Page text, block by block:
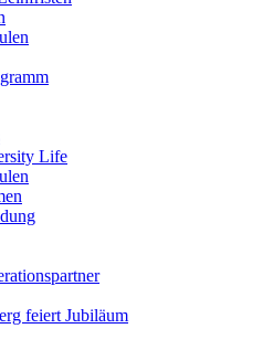
Life
feiert Jubiläum